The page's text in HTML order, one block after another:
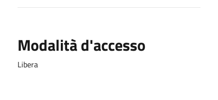
Modalità d'accesso
Libera